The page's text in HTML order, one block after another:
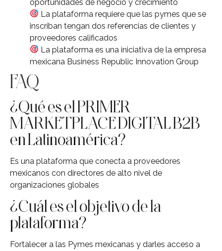
oportunidades de negocio y crecimiento
La plataforma requiere que las pymes que se
inscriban tengan dos referencias de clientes y
proveedores calificados
La plataforma es una iniciativa de la empresa
mexicana Business Republic Innovation Group
FAQ
¿Qué es el PRIMER
MARKETPLACE DIGITAL B2B
en Latinoamérica?
Es una plataforma que conecta a proveedores
mexicanos con directores de alto nivel de
organizaciones globales
¿Cuál es el objetivo de la
plataforma?
Fortalecer a las Pymes mexicanas y darles acceso a